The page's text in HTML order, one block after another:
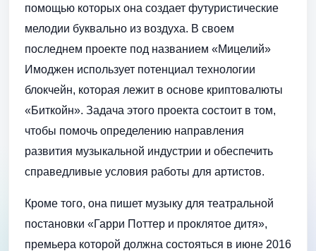
помощью которых она создает футуристические
мелодии буквально из воздуха. В своем
последнем проекте под названием «Мицелий»
Имоджен использует потенциал технологии
блокчейн, которая лежит в основе криптовалюты
«Биткойн». Задача этого проекта состоит в том,
чтобы помочь определению направления
развития музыкальной индустрии и обеспечить
справедливые условия работы для артистов.
Кроме того, она пишет музыку для театральной
постановки «Гарри Поттер и проклятое дитя»,
премьера которой должна состояться в июне 2016